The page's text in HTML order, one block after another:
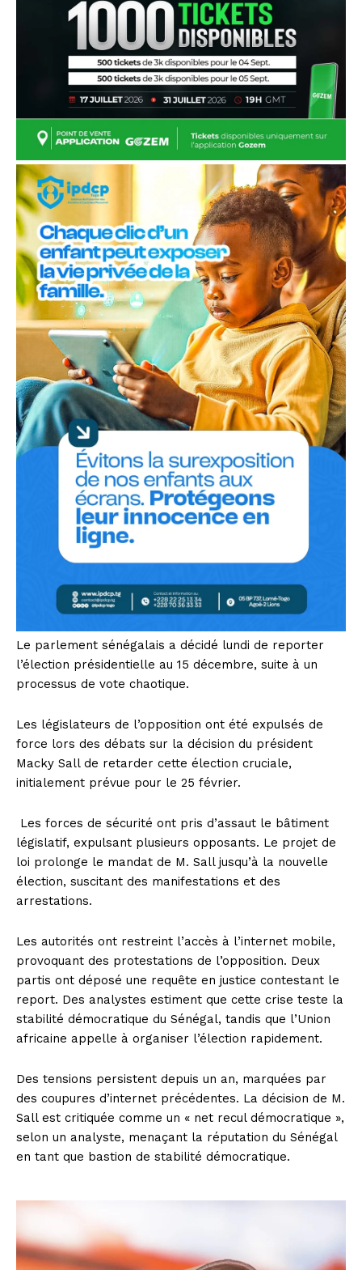
Le parlement sénégalais a décidé lundi de reporter
l’élection présidentielle au 15 décembre, suite à un
processus de vote chaotique.
Les législateurs de l’opposition ont été expulsés de
force lors des débats sur la décision du président
Macky Sall de retarder cette élection cruciale,
initialement prévue pour le 25 février.
Les forces de sécurité ont pris d’assaut le bâtiment
législatif, expulsant plusieurs opposants. Le projet de
loi prolonge le mandat de M. Sall jusqu’à la nouvelle
élection, suscitant des manifestations et des
arrestations.
Les autorités ont restreint l’accès à l’internet mobile,
provoquant des protestations de l’opposition. Deux
partis ont déposé une requête en justice contestant le
report. Des analystes estiment que cette crise teste la
stabilité démocratique du Sénégal, tandis que l’Union
africaine appelle à organiser l’élection rapidement.
Des tensions persistent depuis un an, marquées par
des coupures d’internet précédentes. La décision de M.
Sall est critiquée comme un « net recul démocratique »,
selon un analyste, menaçant la réputation du Sénégal
en tant que bastion de stabilité démocratique.